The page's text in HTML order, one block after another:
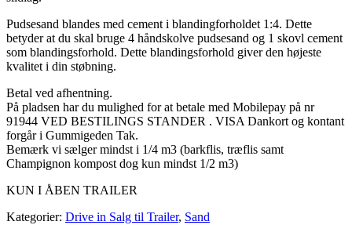
Pudsesand blandes med cement i blandingforholdet 1:4. Dette
betyder at du skal bruge 4 håndskolve pudsesand og 1 skovl cement
som blandingsforhold. Dette blandingsforhold giver den højeste
kvalitet i din støbning.
Betal ved afhentning.
På pladsen har du mulighed for at betale med Mobilepay på nr
91944 VED BESTILINGS STANDER . VISA Dankort og kontant
forgår i Gummigeden Tak.
Bemærk vi sælger mindst i 1/4 m3 (barkflis, træflis samt
Champignon kompost dog kun mindst 1/2 m3)
KUN I ÅBEN TRAILER
Kategorier: Drive in Salg til Trailer, Sand